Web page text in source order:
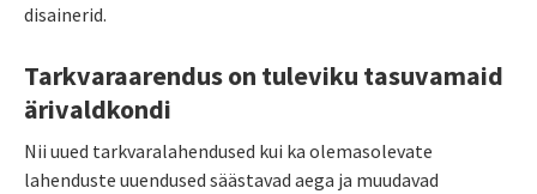
disainerid.
Tarkvaraarendus on tuleviku tasuvamaid
ärivaldkondi
Nii uued tarkvaralahendused kui ka olemasolevate
lahenduste uuendused säästavad aega ja muudavad